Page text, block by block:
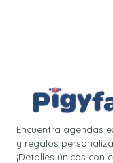
Encuentra agendas
y regalos
¡Detalles únicos con